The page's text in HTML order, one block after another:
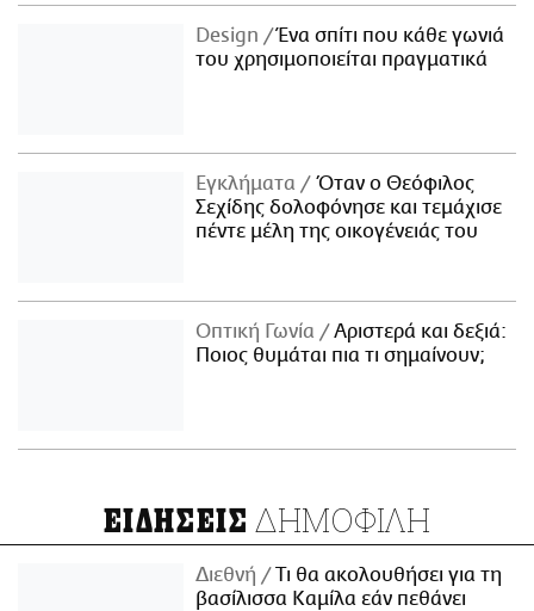
Design
Ένα σπίτι που κάθε γωνιά
του χρησιμοποιείται πραγματικά
Εγκλήματα
Όταν ο Θεόφιλος
Σεχίδης δολοφόνησε και τεμάχισε
πέντε μέλη της οικογένειάς του
Οπτική Γωνία
Αριστερά και δεξιά:
Ποιος θυμάται πια τι σημαίνουν;
ΕΙΔΗΣΕΙΣ ΔΗΜΟΦΙΛΗ
Διεθνή
Τι θα ακολουθήσει για τη
βασίλισσα Καμίλα εάν πεθάνει